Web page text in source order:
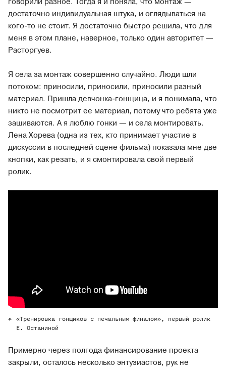
достаточно индивидуальная штука, и оглядываться на
кого-то не стоит. Я достаточно быстро решила, что для
меня в этом плане, наверное, только один авторитет —
Расторгуев.
Я села за монтаж совершенно случайно. Люди шли
потоком: приносили, приносили, приносили разный
материал. Пришла девчонка-гонщица, и я понимала, что
никто не посмотрит ее материал, потому что ребята уже
зашиваются. А я люблю гонки — и села монтировать.
Лена Хорева (одна из тех, кто принимает участие в
дискуссии в последней сцене фильма) показала мне две
кнопки, как резать, и я смонтировала свой первый
ролик.
«Тренировка гонщиков с печальным финалом», первый ролик
Е. Останиной
Примерно через полгода финансирование проекта
закрыли, осталось несколько энтузиастов, рук не